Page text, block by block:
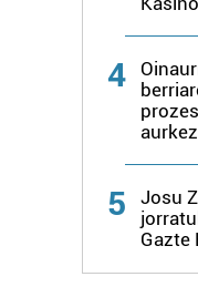
4
5
Josu
Gazte